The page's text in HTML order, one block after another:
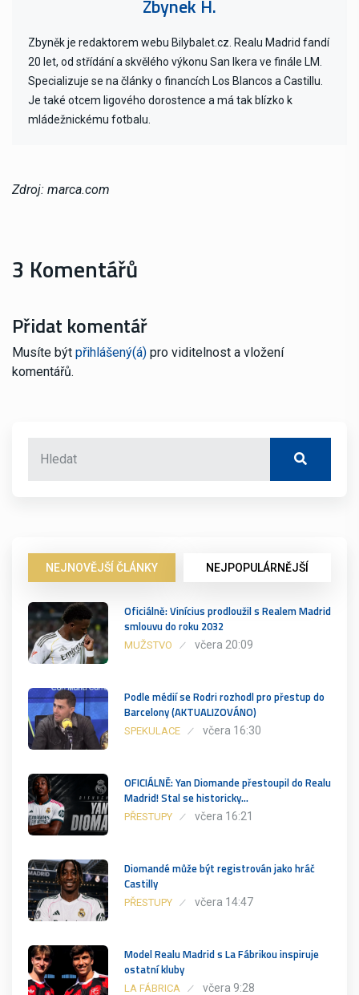
Zbynek H.
Zbyněk je redaktorem webu Bilybalet.cz. Realu Madrid fandí
20 let, od střídání a skvělého výkonu San Ikera ve finále LM.
Specializuje se na články o financích Los Blancos a Castillu.
Je také otcem ligového dorostence a má tak blízko k
mládežnickému fotbalu.
Zdroj: marca.com
3 Komentářů
Přidat komentář
Musíte být přihlášený(á) pro viditelnost a vložení
komentářů.
NEJNOVĚJŠÍ ČLÁNKY NEJPOPULÁRNĚJŠÍ
Oficiálně: Vinícius prodloužil s Realem Madrid
smlouvu do roku 2032
MUŽSTVO včera 20:09
Podle médií se Rodri rozhodl pro přestup do
Barcelony (AKTUALIZOVÁNO)
SPEKULACE včera 16:30
OFICIÁLNĚ: Yan Diomande přestoupil do Realu
Madrid! Stal se historicky…
PŘESTUPY včera 16:21
Diomandé může být registrován jako hráč
Castilly
PŘESTUPY včera 14:47
Model Realu Madrid s La Fábrikou inspiruje
ostatní kluby
LA FÁBRICA včera 9:28